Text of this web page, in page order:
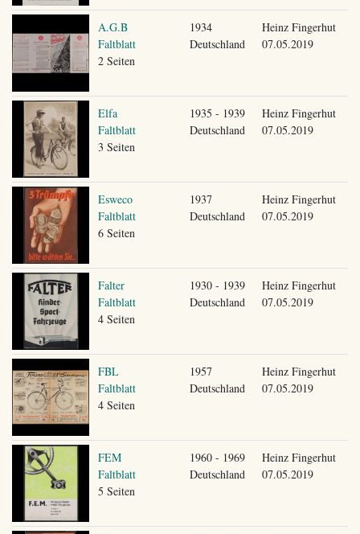
A.G.B
Faltblatt
2 Seiten
1934
Deutschland
Heinz Fingerhut
07.05.2019
Elfa
Faltblatt
3 Seiten
1935 - 1939
Deutschland
Heinz Fingerhut
07.05.2019
Esweco
Faltblatt
6 Seiten
1937
Deutschland
Heinz Fingerhut
07.05.2019
Falter
Faltblatt
4 Seiten
1930 - 1939
Deutschland
Heinz Fingerhut
07.05.2019
FBL
Faltblatt
4 Seiten
1957
Deutschland
Heinz Fingerhut
07.05.2019
FEM
Faltblatt
5 Seiten
1960 - 1969
Deutschland
Heinz Fingerhut
07.05.2019